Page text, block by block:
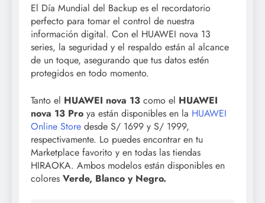
El Día Mundial del Backup es el recordatorio
perfecto para tomar el control de nuestra
información digital. Con el HUAWEI nova 13
series, la seguridad y el respaldo están al alcance
de un toque, asegurando que tus datos estén
protegidos en todo momento.
Tanto el HUAWEI nova 13 como el HUAWEI
nova 13 Pro ya están disponibles en la HUAWEI
Online Store desde S/ 1699 y S/ 1999,
respectivamente. Lo puedes encontrar en tu
Marketplace favorito y en todas las tiendas
HIRAOKA. Ambos modelos están disponibles en
colores Verde, Blanco y Negro.